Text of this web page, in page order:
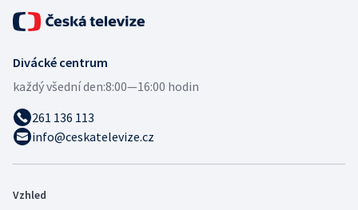
Divácké centrum
každý všední den:8:00—16:00 hodin
261 136 113
info@ceskatelevize.cz
Vzhled